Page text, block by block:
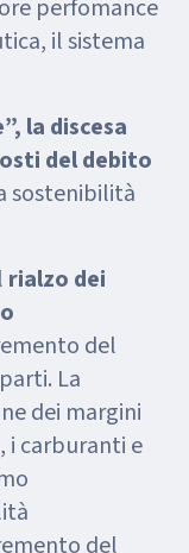
perfomance
il sistema
la discesa
del debito
sostenibilità
rialzo dei
del
La
dei margini
i carburanti e
del